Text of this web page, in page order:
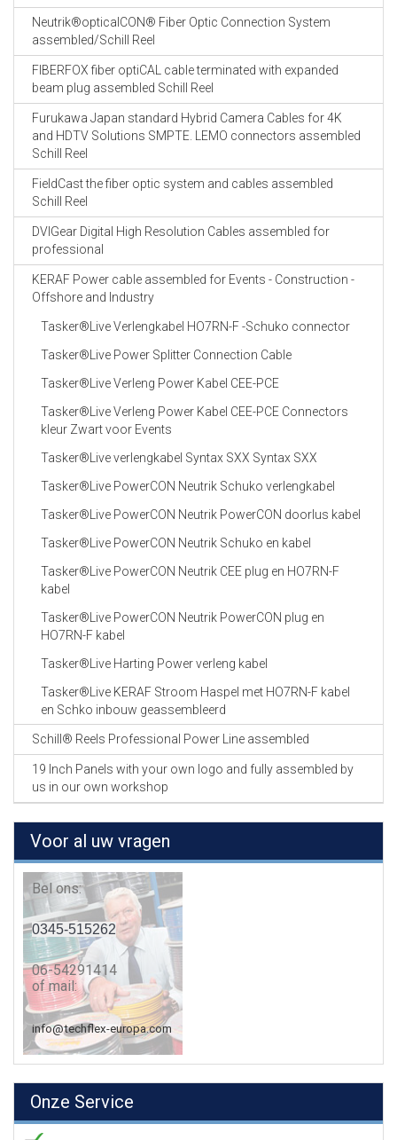
Neutrik®opticalCON® Fiber Optic Connection System
assembled/Schill Reel
FIBERFOX fiber optiCAL cable terminated with expanded
beam plug assembled Schill Reel
Furukawa Japan standard Hybrid Camera Cables for 4K
and HDTV Solutions SMPTE. LEMO connectors assembled
Schill Reel
FieldCast the fiber optic system and cables assembled
Schill Reel
DVIGear Digital High Resolution Cables assembled for
professional
KERAF Power cable assembled for Events - Construction -
Offshore and Industry
Tasker®Live Verlengkabel HO7RN-F -Schuko connector
Tasker®Live Power Splitter Connection Cable
Tasker®Live Verleng Power Kabel CEE-PCE
Tasker®Live Verleng Power Kabel CEE-PCE Connectors
kleur Zwart voor Events
Tasker®Live verlengkabel Syntax SXX Syntax SXX
Tasker®Live PowerCON Neutrik Schuko verlengkabel
Tasker®Live PowerCON Neutrik PowerCON doorlus kabel
Tasker®Live PowerCON Neutrik Schuko en kabel
Tasker®Live PowerCON Neutrik CEE plug en HO7RN-F
kabel
Tasker®Live PowerCON Neutrik PowerCON plug en
HO7RN-F kabel
Tasker®Live Harting Power verleng kabel
Tasker®Live KERAF Stroom Haspel met HO7RN-F kabel
en Schko inbouw geassembleerd
Schill® Reels Professional Power Line assembled
19 Inch Panels with your own logo and fully assembled by
us in our own workshop
Voor al uw vragen
Bel ons:
0345-515262
06-54291414
of mail:
info@techflex-europa.com
Onze Service